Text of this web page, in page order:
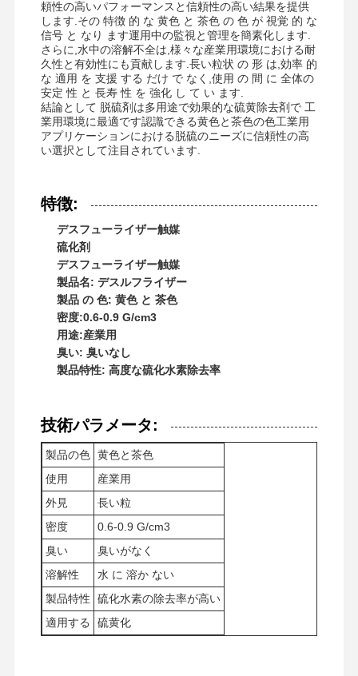
ホーム
頼性の高いパフォーマンスと信頼性の高い結果を提供
します.その 特徴 的 な 黄色 と 茶色 の 色 が 視覚 的 な
信号 と なり ます運用中の監視と管理を簡素化します.
さらに,水中の溶解不全は,様々な産業用環境における耐
久性と有効性にも貢献します.長い粒状 の 形 は,効率 的
な 適用 を 支援 する だけ で なく,使用 の 間 に 全体の
安定 性 と 長寿 性 を 強化 し て い ます.
結論として 脱硫剤は多用途で効果的な硫黄除去剤で 工
業用環境に最適です認識できる黄色と茶色の色工業用
アプリケーションにおける脱硫のニーズに信頼性の高
い選択として注目されています.
特徴:
デスフューライザー触媒
硫化剤
デスフューライザー触媒
製品名: デスルフライザー
製品 の 色: 黄色 と 茶色
密度:0.6-0.9 G/cm3
用途:産業用
臭い: 臭いなし
製品特性: 高度な硫化水素除去率
技術パラメータ:
製品の色 黄色と茶色
使用
産業用
外見
長い粒
密度
0.6-0.9 G/cm3
臭い
臭いがなく
溶解性
水 に 溶か ない
製品特性
硫化水素の除去率が高い
適用する
硫黄化